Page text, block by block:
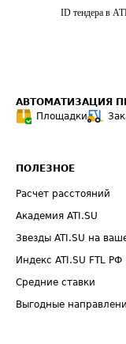
ID тендера в
АВТОМАТИЗАЦИЯ
Площадки
ПОЛЕЗНОЕ
Расчет расстояний
Академия ATI.SU
Звезды ATI.SU на
Индекс ATI.SU FTL РФ
Средние ставки
Выгодные